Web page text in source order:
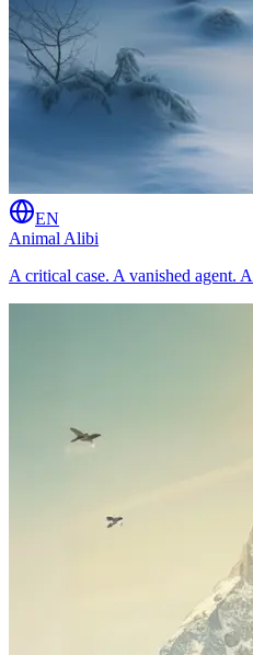
EN
Animal Alibi
A critical case. A vanished agent.